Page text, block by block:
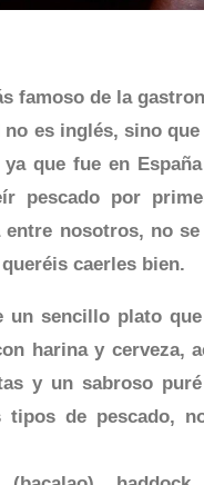
famoso de la
no es inglés, sino
ya que fue en
pescado por
entre nosotros, no
caerles bien.
un sencillo plato
harina y cerveza,
y un sabroso
tipos de pescado,